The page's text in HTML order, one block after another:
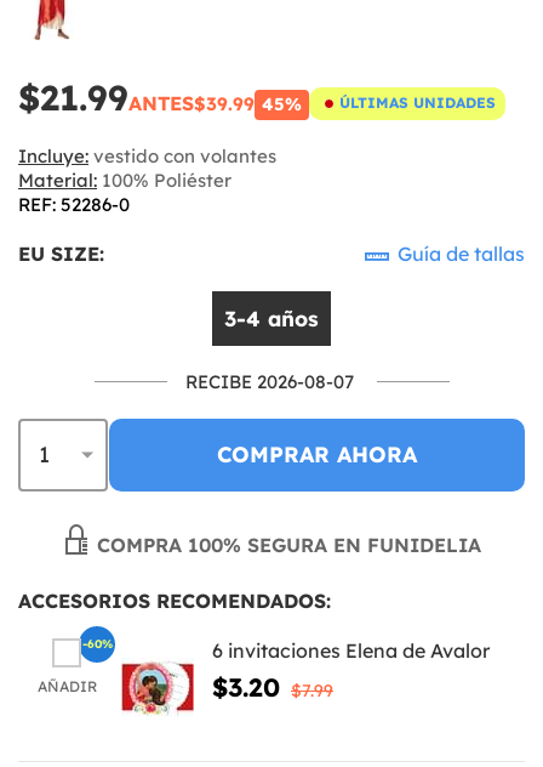
$21.99ANTES$39.99 45% ÚLTIMAS UNIDADES
Incluye: vestido con volantes
Material: 100% Poliéster
REF: 52286-0
EU SIZE: Guía de tallas
3-4 años
RECIBE 2026-08-07
COMPRAR AHORA
COMPRA 100% SEGURA EN FUNIDELIA
ACCESORIOS RECOMENDADOS:
AÑADIR
6 invitaciones Elena de Avalor
$3.20 $7.99
-60%